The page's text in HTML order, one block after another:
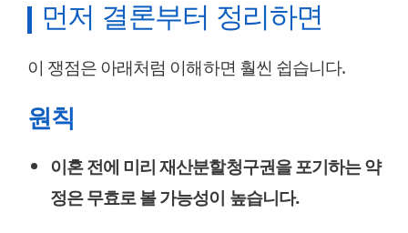
먼저 결론부터 정리하면
이 쟁점은 아래처럼 이해하면 훨씬 쉽습니다.
원칙
이혼 전에 미리 재산분할청구권을 포기하는 약
정은 무효로 볼 가능성이 높습니다.